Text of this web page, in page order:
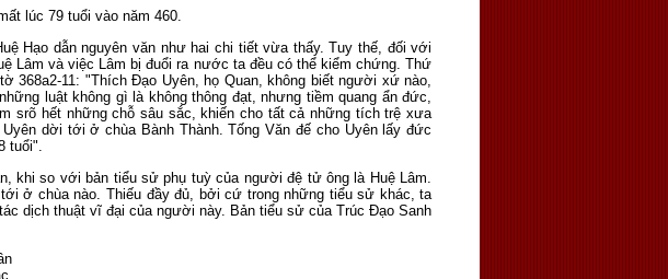
lúc 79 tuổi vào năm 460.
Hạo dẫn nguyên văn như hai chi tiết vừa thấy. Tuy thế, đối với
Lâm và việc Lâm bị đuổi ra nước ta đều có thể kiểm chứng. Thứ
368a2-11: "Thích Đạo Uyên, họ Quan, không biết người xứ nào,
luật không gì là không thông đạt, nhưng tiềm quang ẩn đức,
srõ hết những chỗ sâu sắc, khiến cho tất cả những tích trệ xưa
dời tới ở chùa Bành Thành. Tống Văn đế cho Uyên lấy đức
tuổi".
khi so với bản tiểu sử phụ tuỳ của người đệ tử ông là Huệ Lâm.
ở chùa nào. Thiếu đầy đủ, bởi cứ trong những tiểu sử khác, ta
dịch thuật vĩ đại của người này. Bản tiểu sử của Trúc Đạo Sanh